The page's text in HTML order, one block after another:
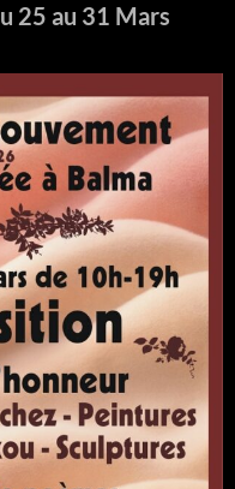
25 au 31 Mars